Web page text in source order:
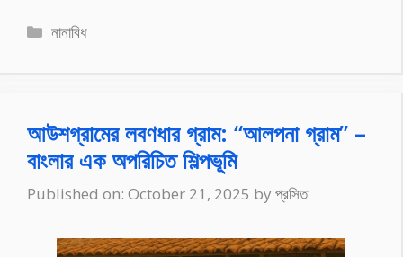
Categories
নানাবিধ
আউশগ্রামের লবণধার গ্রাম: “আলপনা গ্রাম” –
বাংলার এক অপরিচিত শিল্পভূমি
Published on: October 21, 2025 by প্রসিত